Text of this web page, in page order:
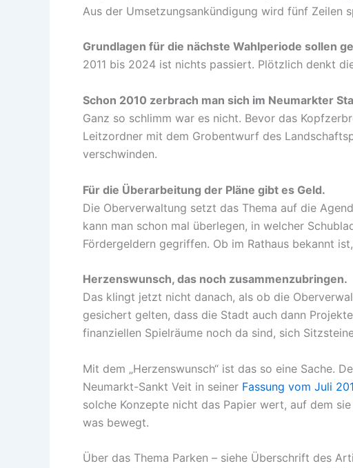
Aus der Umsetzungsankündigung wird fünf Zeilen
Grundlagen für die nächste Wahlperiode sollen
2011 bis 2024 ist nichts passiert. Plötzlich denkt
Schon 2010 zerbrach man sich im Neumarkter
Ganz so schlimm war es nicht. Bevor das
Leitzordner mit dem Grobentwurf des
verschwinden.
Für die Überarbeitung der Pläne gibt es Geld.
Die Oberverwaltung setzt das Thema auf die
kann man schon mal überlegen, in welcher
Fördergeldern gegriffen. Ob im Rathaus bekannt
Herzenswunsch, das noch zusammenzubringen.
Das klingt jetzt nicht danach, als ob die
gesichert gelten, dass die Stadt auch dann
finanziellen Spielräume noch da sind, sich
Mit dem „Herzenswunsch“ ist das so eine Sache.
Neumarkt-Sankt Veit in seiner Fassung vom Juli
solche Konzepte nicht das Papier wert, auf dem
was bewegt.
Über das Thema Parken – siehe Überschrift des